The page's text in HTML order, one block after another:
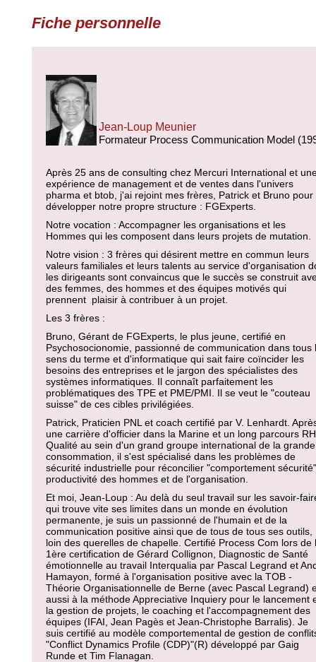
Fiche personnelle
Jean-Loup Meunier
Formateur Process Communication Model
Après 25 ans de consulting chez Mercuri International et
expérience de management et de ventes dans l'univers
pharma et btob, j'ai rejoint mes frères, Patrick et Bruno pour
développer notre propre structure : FGExperts.
Notre vocation : Accompagner les organisations et les
Hommes qui les composent dans leurs projets de mutation.
Notre vision : 3 frères qui désirent mettre en commun leurs
valeurs familiales et leurs talents au service d'organisation
les dirigeants sont convaincus que le succès se construit
des femmes, des hommes et des équipes motivés qui
prennent plaisir à contribuer à un projet.
Les 3 frères :
Bruno, Gérant de FGExperts, le plus jeune, certifié en
Psychosocionomie, passionné de communication dans tous
sens du terme et d'informatique qui sait faire coïncider les
besoins des entreprises et le jargon des spécialistes des
systèmes informatiques. Il connaît parfaitement les
problématiques des TPE et PME/PMI. Il se veut le "couteau
suisse" de ces cibles privilégiées.
Patrick, Praticien PNL et coach certifié par V. Lenhardt.
une carrière d'officier dans la Marine et un long parcours
Qualité au sein d'un grand groupe international de la grande
consommation, il s'est spécialisé dans les problèmes de
sécurité industrielle pour réconcilier "comportement
productivité des hommes et de l'organisation.
Et moi, Jean-Loup : Au delà du seul travail sur les savoir-
qui trouve vite ses limites dans un monde en évolution
permanente, je suis un passionné de l'humain et de la
communication positive ainsi que de tous de tous ses outils,
loin des querelles de chapelle. Certifié Process Com lors de
1ère certification de Gérard Collignon, Diagnostic de Santé
émotionnelle au travail Interqualia par Pascal Legrand et
Hamayon, formé à l'organisation positive avec la TOB -
Théorie Organisationnelle de Berne (avec Pascal Legrand)
aussi à la méthode Appreciative Inquiery pour le lancement
la gestion de projets, le coaching et l'accompagnement des
équipes (IFAI, Jean Pagès et Jean-Christophe Barralis). Je
suis certifié au modèle comportemental de gestion de
"Conflict Dynamics Profile (CDP)"(R) développé par Gaig
Runde et Tim Flanagan.